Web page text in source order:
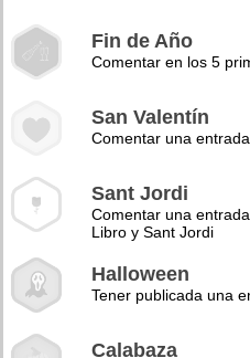
Fin de Año
Comentar en los 5
San Valentín
Comentar una
Sant Jordi
Comentar una
Libro y Sant Jordi
Halloween
Tener publicada una
Calabaza